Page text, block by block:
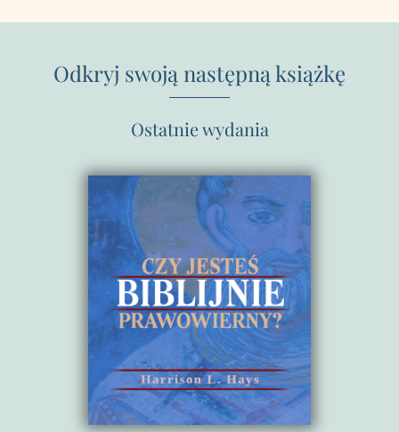
Odkryj swoją następną książkę
Ostatnie wydania